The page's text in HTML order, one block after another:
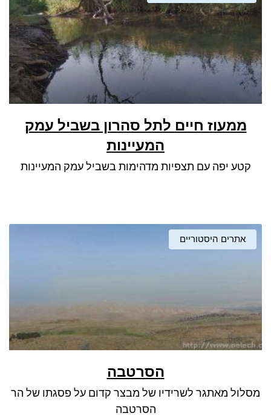
ממעוז חיים לתל סהרון בשביל עמק
המעיינות
קטע יפה עם תצפיות מדהימות בשביל עמק המעיינות
אתרים היסטוריים
הסרטבה
מסלול מאתגר לשרידיו של מבצר קדום על פסגתו של הר
הסרטבה